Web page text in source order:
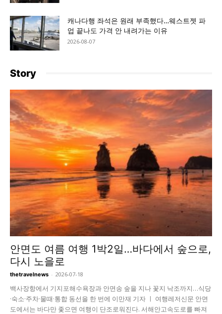
캐나다행 좌석은 원래 부족했다…웨스트젯 파
업 끝나도 가격 안 내려가는 이유
2026-08-07
Story
안면도 여름 여행 1박2일…바다에서 숲으로,
다시 노을로
thetravelnews - 2026-07-18
백사장항에서 기지포해수욕장과 안면송 숲을 지나 꽃지 낙조까지…식당
·숙소·주차·물때·통합 동선을 한 번에 이만재 기자 ㅣ 여행레저신문 안면
도에서는 바다만 좇으면 여행이 단조로워진다. 서해안고속도로를 빠져